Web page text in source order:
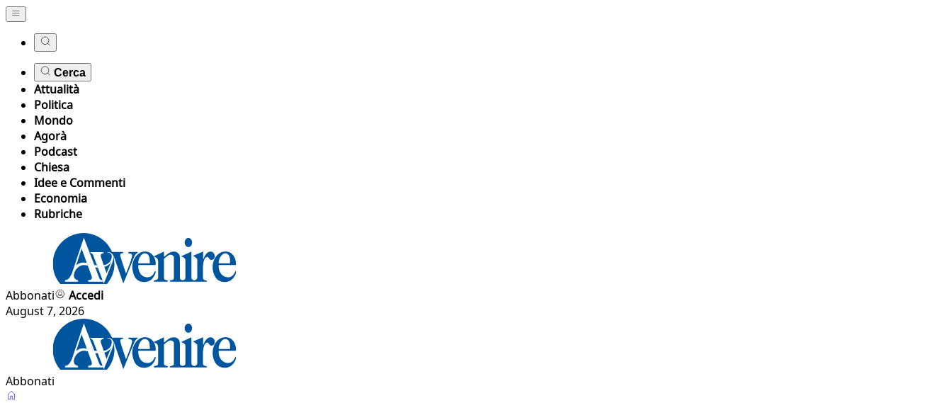
Cerca
Attualità
Politica
Mondo
Agorà
Podcast
Chiesa
Idee e Commenti
Economia
Rubriche
Abbonati
Accedi
August 7, 2026
Abbonati